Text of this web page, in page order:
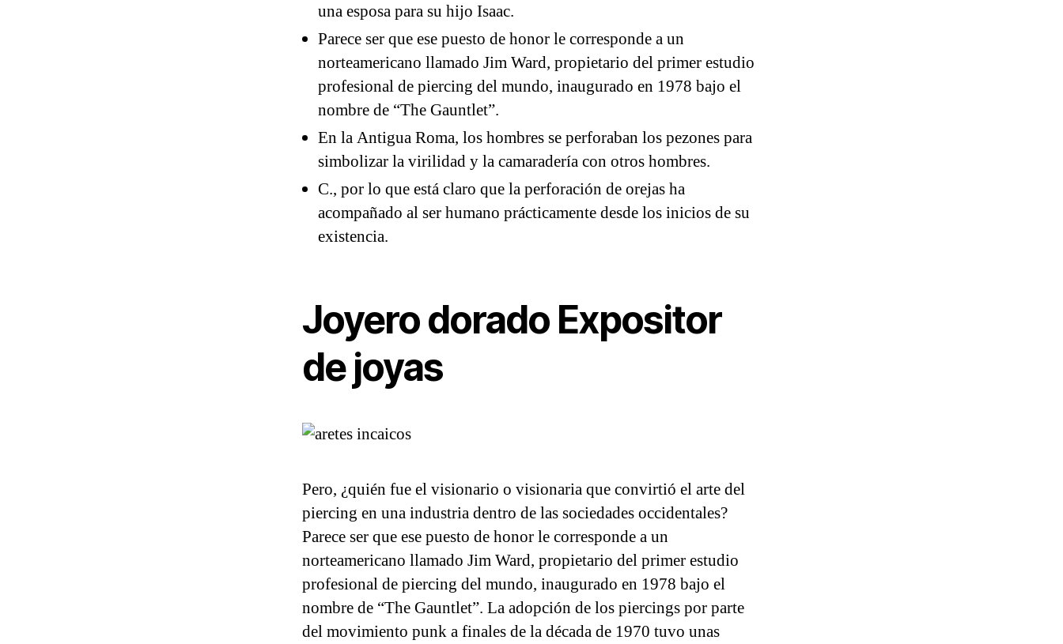
una esposa para su hijo Isaac.
Parece ser que ese puesto de honor le corresponde a un
norteamericano llamado Jim Ward, propietario del primer estudio
profesional de piercing del mundo, inaugurado en 1978 bajo el
nombre de “The Gauntlet”.
En la Antigua Roma, los hombres se perforaban los pezones para
simbolizar la virilidad y la camaradería con otros hombres.
C., por lo que está claro que la perforación de orejas ha
acompañado al ser humano prácticamente desde los inicios de su
existencia.
Joyero dorado Expositor
de joyas
Pero, ¿quién fue el visionario o visionaria que convirtió el arte del
piercing en una industria dentro de las sociedades occidentales?
Parece ser que ese puesto de honor le corresponde a un
norteamericano llamado Jim Ward, propietario del primer estudio
profesional de piercing del mundo, inaugurado en 1978 bajo el
nombre de “The Gauntlet”. La adopción de los piercings por parte
del movimiento punk a finales de la década de 1970 tuvo unas